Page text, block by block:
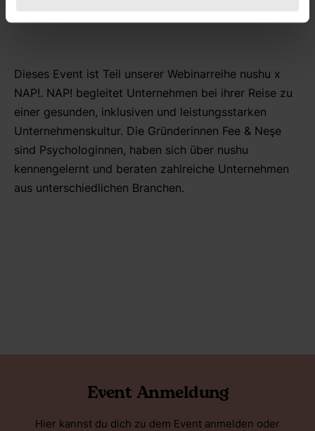
Dieses Event ist Teil unserer Webinarreihe nushu x
NAP!. NAP! begleitet Unternehmen bei ihrer Reise zu
einer gesunden, inklusiven und leistungsstarken
Unternehmenskultur. Die Gründerinnen Fee & Neşe
sind Psychologinnen, haben sich über nushu
kennengelernt und beraten zahlreiche Unternehmen
aus unterschiedlichen Branchen.
Event Anmeldung
Hier kannst du dich zu dem Event anmelden oder